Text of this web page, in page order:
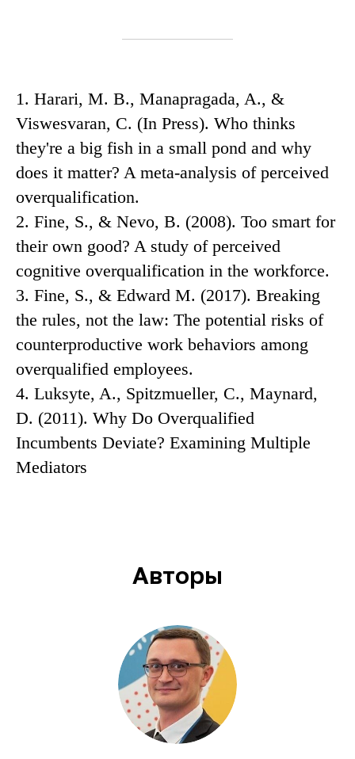
1. Harari, M. B., Manapragada, A., &
Viswesvaran, C. (In Press). Who thinks
they're a big fish in a small pond and why
does it matter? A meta-analysis of perceived
overqualification.
2. Fine, S., & Nevo, B. (2008). Too smart for
their own good? A study of perceived
cognitive overqualification in the workforce.
3. Fine, S., & Edward M. (2017). Breaking
the rules, not the law: The potential risks of
counterproductive work behaviors among
overqualified employees.
4. Luksyte, A., Spitzmueller, C., Maynard,
D. (2011). Why Do Overqualified
Incumbents Deviate? Examining Multiple
Mediators
Авторы